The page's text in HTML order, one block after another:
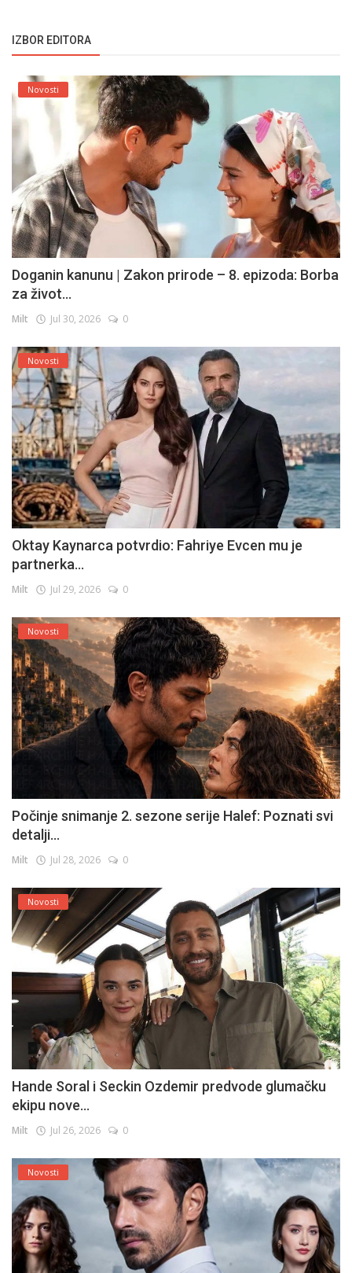
IZBOR EDITORA
Novosti
Doganin kanunu | Zakon prirode – 8. epizoda: Borba
za život...
Milt Jul 30, 2026 0
Novosti
Oktay Kaynarca potvrdio: Fahriye Evcen mu je
partnerka...
Milt Jul 29, 2026 0
Novosti
Počinje snimanje 2. sezone serije Halef: Poznati svi
detalji...
Milt Jul 28, 2026 0
Novosti
Hande Soral i Seckin Ozdemir predvode glumačku
ekipu nove...
Milt Jul 26, 2026 0
Novosti